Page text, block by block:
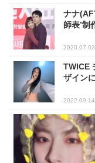
ナナ
師表’制
2020.07.03
TWICE
ザイン
2022.09.14